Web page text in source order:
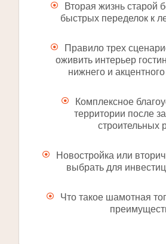
Вторая жизнь старой
быстрых переделок к
Правило трех
оживить интерьер
нижнего и
Комплексное
территории после
строительных
Новостройка или
выбрать для
Что такое шамотная